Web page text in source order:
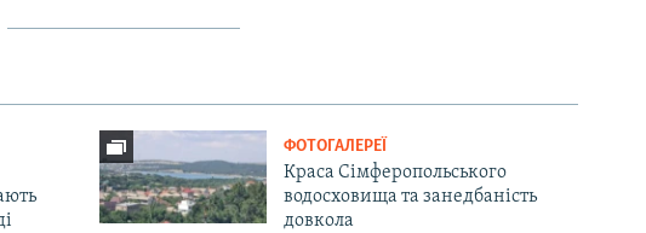
ФОТОГАЛЕРЕЇ
Краса Сімферопольського
водосховища та занедбаність
довкола